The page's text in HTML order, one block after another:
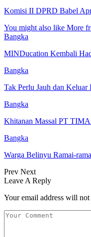
Komisi II DPRD Babel
You might also like More
Bangka
MINDucation Kembali
Bangka
Tak Perlu Jauh dan
Bangka
Khitanan Massal PT
Bangka
Warga Belinyu Ramai-
Prev Next
Leave A Reply
Your email address will not